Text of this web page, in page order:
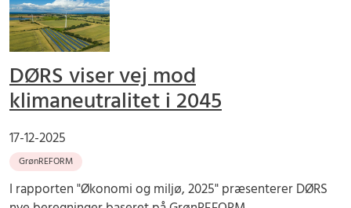
DØRS viser vej mod
klimaneutralitet i 2045
17-12-2025
GrønREFORM
I rapporten "Økonomi og miljø, 2025" præsenterer DØRS